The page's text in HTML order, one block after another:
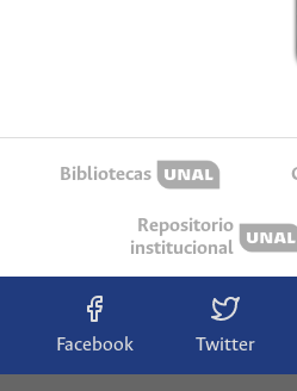
Bibliotecas
Repositorio
institucional
Facebook Twitter